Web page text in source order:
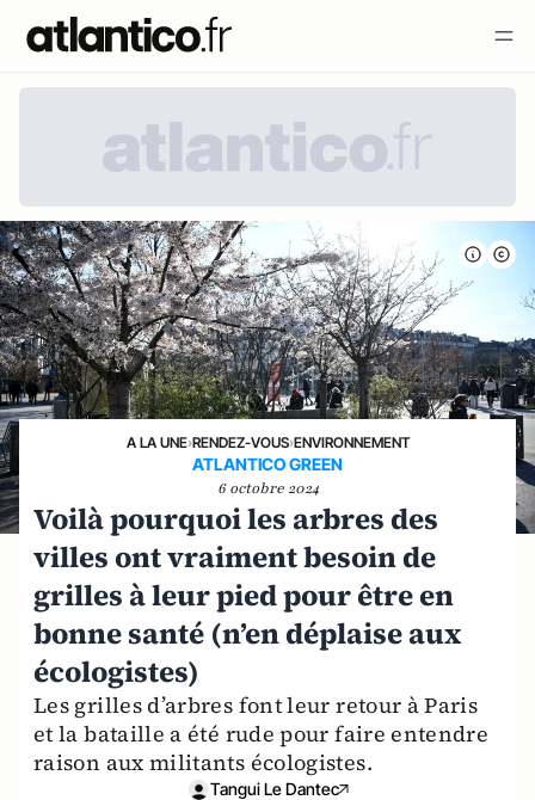
A LA UNE›RENDEZ-VOUS›ENVIRONNEMENT
ATLANTICO GREEN
6 octobre 2024
Voilà pourquoi les arbres des
villes ont vraiment besoin de
grilles à leur pied pour être en
bonne santé (n’en déplaise aux
écologistes)
Les grilles d’arbres font leur retour à Paris
et la bataille a été rude pour faire entendre
raison aux militants écologistes.
Tangui Le Dantec